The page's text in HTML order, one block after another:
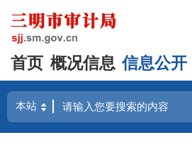
首页 概况信息 信息公开